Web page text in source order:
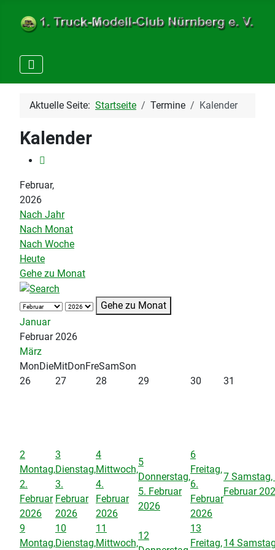
Aktuelle Seite: Startseite Termine Kalender
Kalender
Februar,
2026
Nach Jahr
Nach Monat
Nach Woche
Heute
Gehe zu Monat
Gehe zu Monat
Januar
Februar 2026
März
MonDieMitDonFreSamSon
26
27 28 29 30 31
2
Montag,
2.
Februar
2026
3
Dienstag,
3.
Februar
2026
4
Mittwoch,
4.
Februar
2026
5
Donnerstag,
5. Februar
2026
6
Freitag,
6.
Februar
2026
7 Samstag,
Februar
9
Montag,
10
Dienstag,
11
Mittwoch,
12
13
Freitag,14